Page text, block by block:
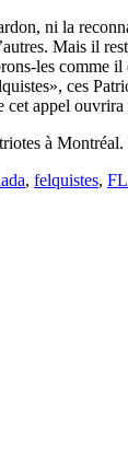
ni la
Mais il
les comme
ces
cet appel
à
, felquistes,